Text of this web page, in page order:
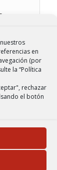
en
(por
la “Política
rechazar
el botón
rápido